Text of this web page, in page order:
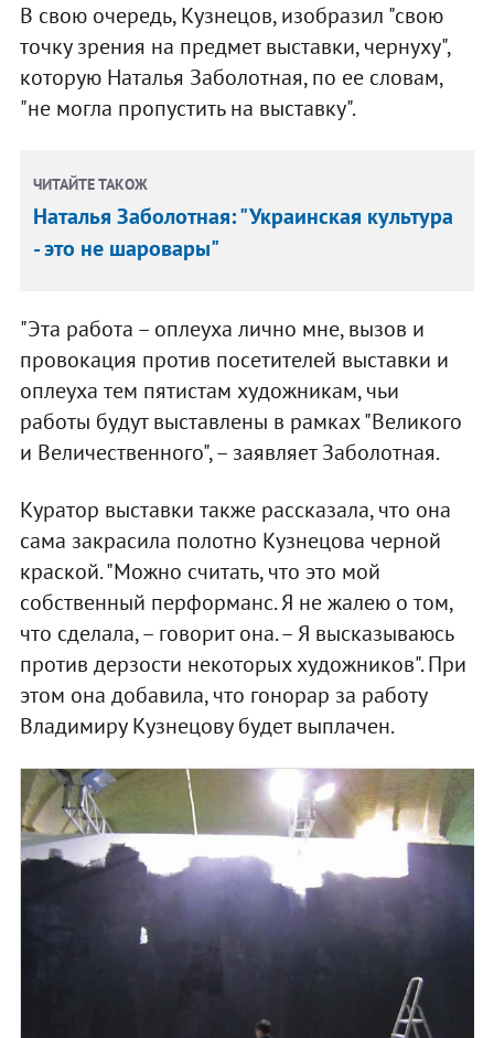
В свою очередь, Кузнецов, изобразил "свою
точку зрения на предмет выставки, чернуху",
которую Наталья Заболотная, по ее словам,
"не могла пропустить на выставку".
ЧИТАЙТЕ ТАКОЖ
Наталья Заболотная: "Украинская культура
- это не шаровары"
"Эта работа – оплеуха лично мне, вызов и
провокация против посетителей выставки и
оплеуха тем пятистам художникам, чьи
работы будут выставлены в рамках "Великого
и Величественного", – заявляет Заболотная.
Куратор выставки также рассказала, что она
сама закрасила полотно Кузнецова черной
краской. "Можно считать, что это мой
собственный перформанс. Я не жалею о том,
что сделала, – говорит она. – Я высказываюсь
против дерзости некоторых художников". При
этом она добавила, что гонорар за работу
Владимиру Кузнецову будет выплачен.